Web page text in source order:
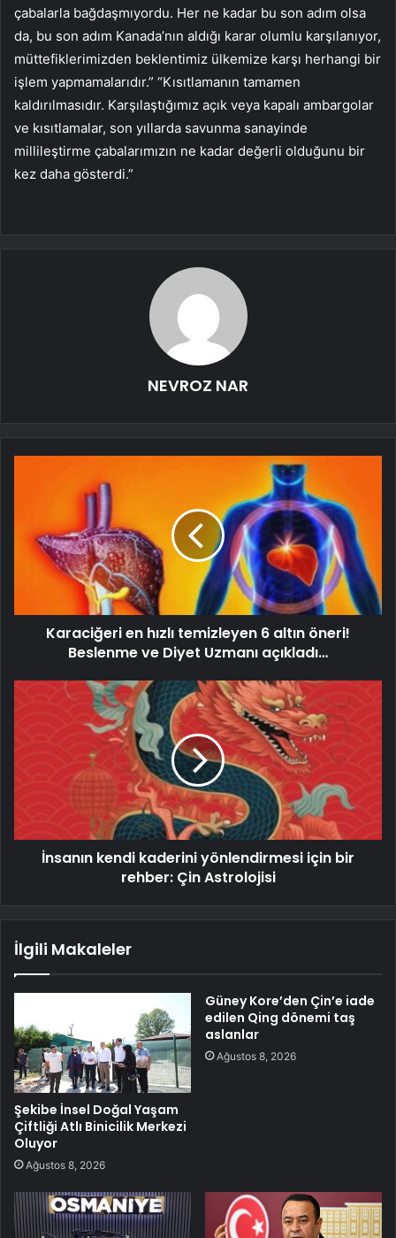
çabalarla bağdaşmıyordu. Her ne kadar bu son adım olsa
da, bu son adım Kanada’nın aldığı karar olumlu karşılanıyor,
müttefiklerimizden beklentimiz ülkemize karşı herhangi bir
işlem yapmamalarıdır.” “Kısıtlamanın tamamen
kaldırılmasıdır. Karşılaştığımız açık veya kapalı ambargolar
ve kısıtlamalar, son yıllarda savunma sanayinde
millileştirme çabalarımızın ne kadar değerli olduğunu bir
kez daha gösterdi.”
NEVROZ NAR
Karaciğeri en hızlı temizleyen 6 altın öneri!
Beslenme ve Diyet Uzmanı açıkladı…
İnsanın kendi kaderini yönlendirmesi için bir
rehber: Çin Astrolojisi
İlgili Makaleler
Şekibe İnsel Doğal Yaşam
Çiftliği Atlı Binicilik Merkezi
Oluyor
Ağustos 8, 2026
Güney Kore’den Çin’e iade
edilen Qing dönemi taş
aslanlar
Ağustos 8, 2026